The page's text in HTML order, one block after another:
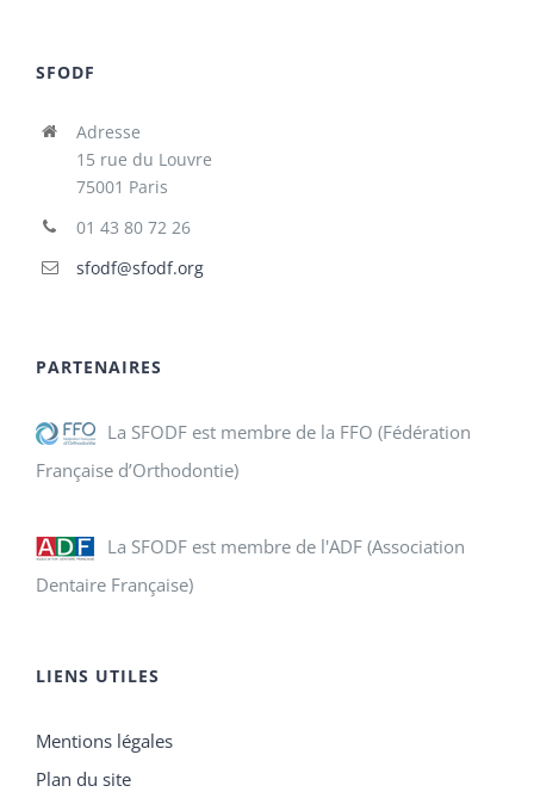
SFODF
Adresse
15 rue du Louvre
75001 Paris
01 43 80 72 26
sfodf@sfodf.org
PARTENAIRES
La SFODF est membre de la FFO (Fédération
Française d’Orthodontie)
La SFODF est membre de l'ADF (Association
Dentaire Française)
LIENS UTILES
Mentions légales
Plan du site